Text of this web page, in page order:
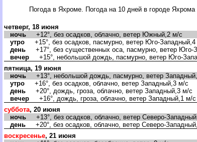
Погода в Яхроме. Погода на 10 дней в городе Яхрома
четверг, 18 июня
ночь +12°, без осадков, облачно, ветер Южный,2 м/с
утро +15°, без осадков, пасмурно, ветер Юго-Западный,4
день +17°, без существенных оса, пасмурно, ветер Юго-
ечер +15°, небольшой дождь, пасмурно, ветер Юго-
пятница, 19 июня
ночь +13°, небольшой дождь, пасмурно, ветер
утро +16°, без осадков, облачно, ветер Западный,3 м/с
день +20°, дождь, гроза, облачно, ветер Западный,3 м/с
ечер +16°, дождь, гроза, облачно, ветер Западный,1 м/с
суббота, 20 июня
ночь +13°, без осадков, облачно, ветер Северо-
день +20°, без осадков, облачно, ветер Северо-
оскресенье, 21 июня